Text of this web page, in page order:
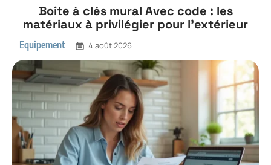
Boite à clés mural Avec code : les
matériaux à privilégier pour l’extérieur
Equipement 4 août 2026